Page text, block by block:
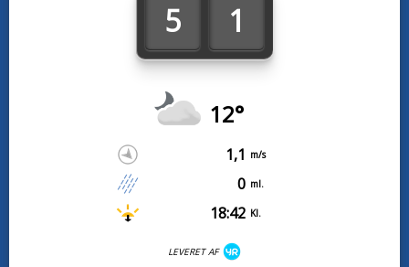
5 1
12°
1,1 m/s
0 ml.
18:42 Kl.
LEVERET AF